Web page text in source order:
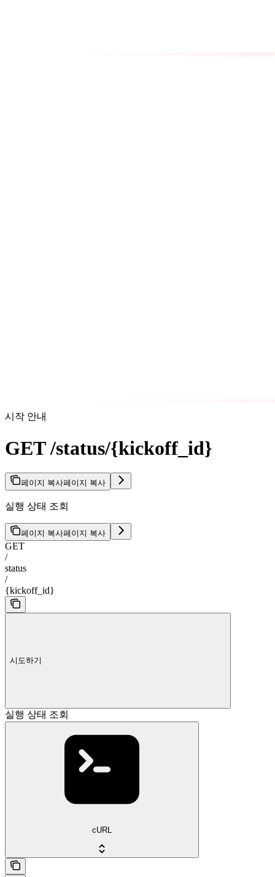
시작 안내
GET /status/{kickoff_id}
페이지 복사페이지 복사
실행 상태 조회
페이지 복사페이지 복사
GET
/
status
/
{kickoff_id}
시도하기
실행 상태 조회
cURL